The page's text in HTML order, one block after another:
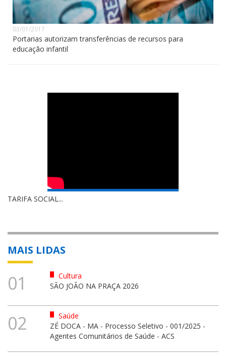
03/01/2017
Portarias autorizam transferências de recursos para
educação infantil
TARIFA SOCIAL...
MAIS LIDAS
01
Cultura
SÃO JOÃO NA PRAÇA 2026
02
Saúde
ZÉ DOCA - MA - Processo Seletivo - 001/2025 -
Agentes Comunitários de Saúde - ACS